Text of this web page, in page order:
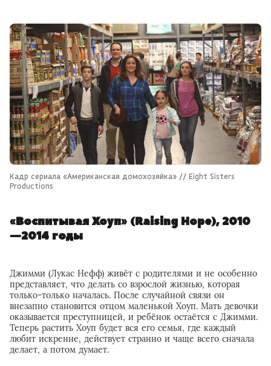
Кадр сериала «Американская домохозяйка» // Eight Sisters
Productions
«Воспитывая Хоуп» (Raising Hope), 2010
—2014 годы
Джимми (Лукас Нефф) живёт с родителями и не особенно
представляет, что делать со взрослой жизнью, которая
только-только началась. После случайной связи он
внезапно становится отцом маленькой Хоуп. Мать девочки
оказывается преступницей, и ребёнок остаётся с Джимми.
Теперь растить Хоуп будет вся его семья, где каждый
любит искренне, действует странно и чаще всего сначала
делает, а потом думает.